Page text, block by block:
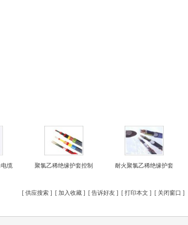
缆 聚氯乙稀绝缘护套控制 耐火聚氯乙稀绝缘护套
[ 供应搜索 ] [ 加入收藏 ] [ 告诉好友 ] [ 打印本文 ] [ 关闭窗口 ]